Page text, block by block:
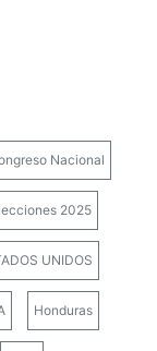
Nacional
2025
UNIDOS
Honduras